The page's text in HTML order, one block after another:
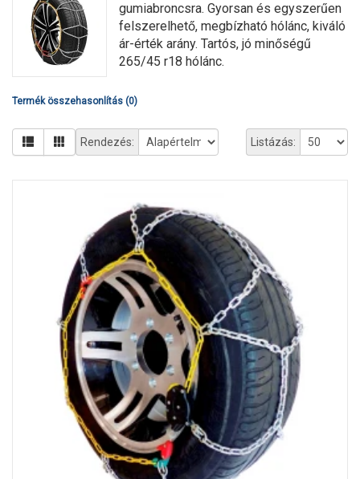
gumiabroncsra. Gyorsan és egyszerűen
felszerelhető, megbízható hólánc, kiváló
ár-érték arány. Tartós, jó minőségű
265/45 r18 hólánc.
Termék összehasonlítás (0)
Listázás:
Rendezés: